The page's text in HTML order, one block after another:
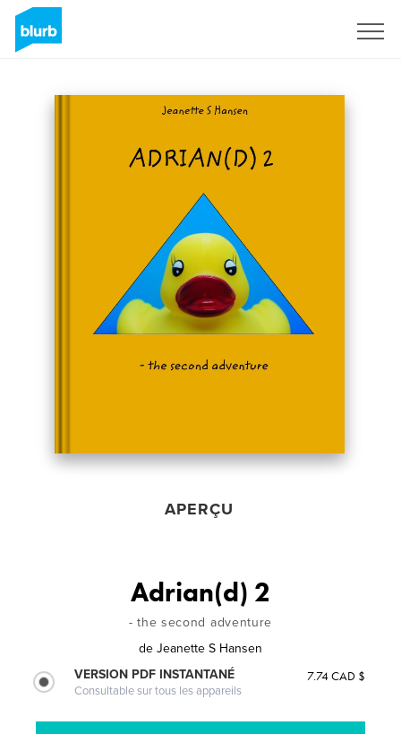
APERÇU
Adrian(d) 2
- the second adventure
de Jeanette S Hansen
VERSION PDF INSTANTANÉ
Consultable sur tous les appareils
7.74 CAD $